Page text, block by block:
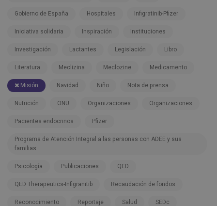
Gobierno de España Hospitales Infigratinib-Pfizer
Iniciativa solidaria Inspiración Instituciones
Investigación Lactantes Legislación Libro
Literatura Meclizina Meclozine Medicamento
Misión Navidad Niño Nota de prensa
Nutrición ONU Organizaciones Organizaciones
Pacientes endocrinos Pfizer
Programa de Atención Integral a las personas con ADEE y sus
familias
Psicología Publicaciones QED
QED Therapeutics-Infigranitib Recaudación de fondos
Reconocimiento Reportaje Salud SEDc